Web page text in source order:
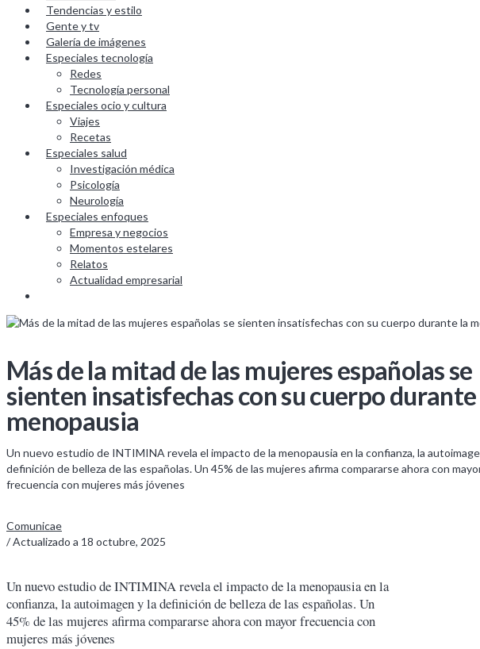
Tendencias y estilo
Gente y tv
Galería de imágenes
Especiales tecnología
Redes
Tecnología personal
Especiales ocio y cultura
Viajes
Recetas
Especiales salud
Investigación médica
Psicología
Neurología
Especiales enfoques
Empresa y negocios
Momentos estelares
Relatos
Actualidad empresarial
Más de la mitad de las mujeres españolas se
sienten insatisfechas con su cuerpo durante
menopausia
Un nuevo estudio de INTIMINA revela el impacto de la menopausia en la confianza, la
definición de belleza de las españolas. Un 45% de las mujeres afirma compararse ahora con
frecuencia con mujeres más jóvenes
Comunicae
/ Actualizado a 18 octubre, 2025
Un nuevo estudio de INTIMINA revela el impacto de la menopausia en la
confianza, la autoimagen y la definición de belleza de las españolas. Un
45% de las mujeres afirma compararse ahora con mayor frecuencia con
mujeres más jóvenes